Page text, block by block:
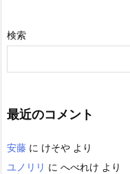
検索
最近のコメント
安藤 に けそや より
ユノリリ に へべれけ より